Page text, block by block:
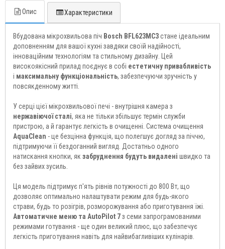
Опис Характеристики
Вбудована мікрохвильова піч Bosch BFL623MC3стане ідеальним
доповненням для вашої кухні завдяки своїй надійності,
інноваційним технологіям та стильному дизайну. Цей
високоякісний прилад поєднує в собі естетичну привабливість
і максимальну функціональність, забезпечуючи зручність у
повсякденному житті.
У серці цієї мікрохвильової печі - внутрішня камера з
нержавіючої сталі, яка не тільки збільшує термін служби
пристрою, а й гарантує легкість в очищенні. Система очищення
AquaClean - це безцінна функція, що полегшує догляд за піччю,
підтримуючи її бездоганний вигляд. Достатньо одного
натискання кнопки, як забруднення будуть видалені швидко та
без зайвих зусиль.
Ця модель підтримує п'ять рівнів потужності до 800 Вт, що
дозволяє оптимально налаштувати режим для будь-якого
страви, будь то розігрів, розморожування або приготування їжі.
Автоматичне меню та AutoPilot 7з семи запрограмованими
режимами готування - ще один великий плюс, що забезпечує
легкість приготування навіть для найвибагливіших кулінарів.